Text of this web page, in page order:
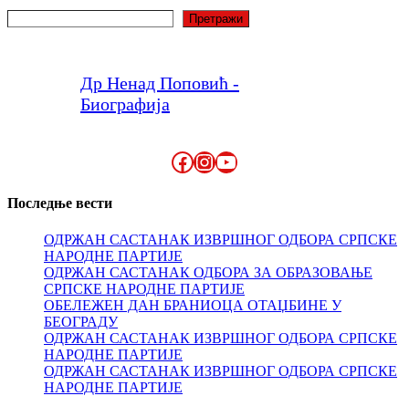
Претражи
Др Ненад Поповић -
Биографија
Facebook
Instagram
YouTube
Последње вести
ОДРЖАН САСТАНАК ИЗВРШНОГ ОДБОРА СРПСКЕ
НАРОДНЕ ПАРТИЈЕ
ОДРЖАН САСТАНАК ОДБОРА ЗА ОБРАЗОВАЊЕ
СРПСКЕ НАРОДНЕ ПАРТИЈЕ
ОБЕЛЕЖЕН ДАН БРАНИОЦА ОТАЏБИНЕ У
БЕОГРАДУ
ОДРЖАН САСТАНАК ИЗВРШНОГ ОДБОРА СРПСКЕ
НАРОДНЕ ПАРТИЈЕ
ОДРЖАН САСТАНАК ИЗВРШНОГ ОДБОРА СРПСКЕ
НАРОДНЕ ПАРТИЈЕ